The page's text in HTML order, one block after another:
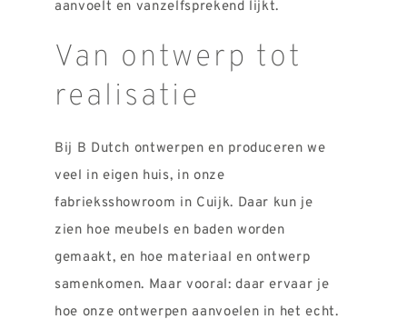
aanvoelt en vanzelfsprekend lijkt.
Van ontwerp tot
realisatie
Bij B Dutch ontwerpen en produceren we
veel in eigen huis, in onze
fabrieksshowroom in Cuijk. Daar kun je
zien hoe meubels en baden worden
gemaakt, en hoe materiaal en ontwerp
samenkomen. Maar vooral: daar ervaar je
hoe onze ontwerpen aanvoelen in het echt.